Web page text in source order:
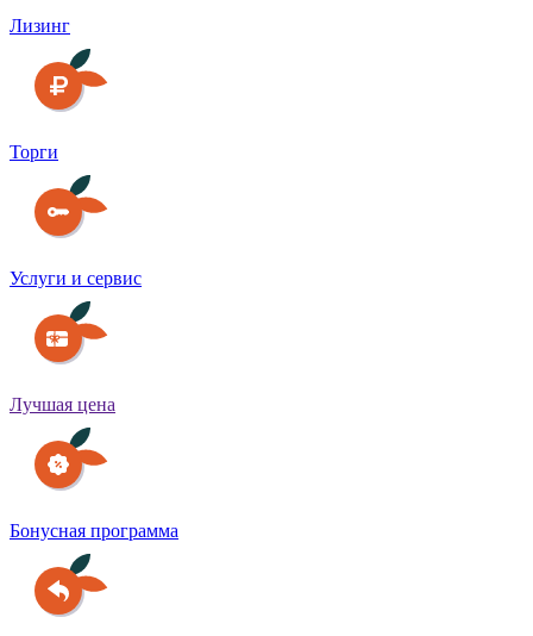
Лизинг
Торги
Услуги и сервис
Лучшая цена
Бонусная программа